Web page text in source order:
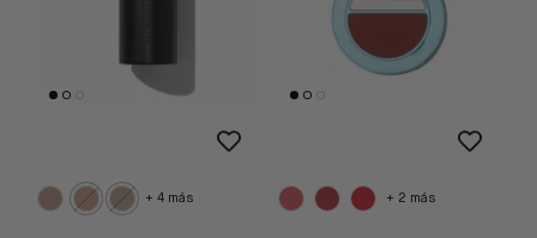
+ 4 más + 2 más